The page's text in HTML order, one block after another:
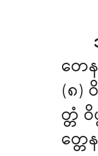
တေ
(၈)
တ္တံ
တ္တ